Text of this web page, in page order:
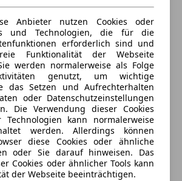
Anbieter nutzen Cookies oder
und Technologien, die für die
erforderlich sind und
Funktionalität der Webseite
werden normalerweise als Folge
genutzt, um wichtige
das Setzen und Aufrechterhalten
oder Datenschutzeinstellungen
Die Verwendung dieser Cookies
Technologien kann normalerweise
werden. Allerdings können
diese Cookies oder ähnliche
oder Sie darauf hinweisen. Das
Cookies oder ähnlicher Tools kann
der Webseite beeinträchtigen.